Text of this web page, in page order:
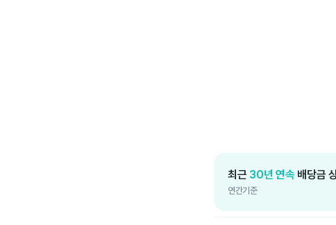
최근 30년 연속 배당금
연간기준